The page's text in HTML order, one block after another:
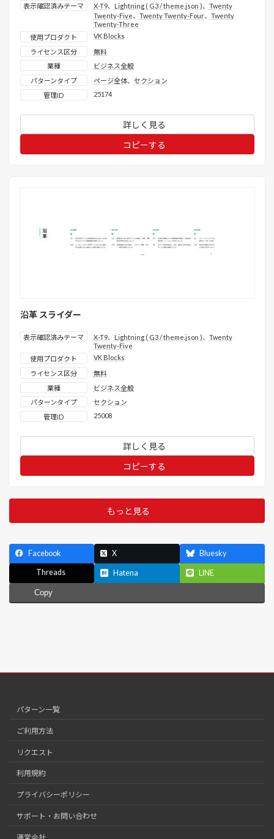
表示確認済みテーマ X-T9、 Lightning ( G3 / theme.json )、 Twenty
Twenty-Five、 Twenty Twenty-Four、 Twenty
Twenty-Three
使用プロダクト
VK Blocks
ライセンス区分
無料
業種
ビジネス全般
パターンタイプ
ページ全体、 セクション
管理ID
25174
詳しく見る
コピーする
沿革 スライダー
表示確認済みテーマ X-T9、 Lightning ( G3 / theme.json )、 Twenty
Twenty-Five
使用プロダクト
VK Blocks
ライセンス区分
無料
業種
ビジネス全般
パターンタイプ
セクション
管理ID
25008
詳しく見る
コピーする
もっと見る
Facebook X Bluesky
Threads Hatena LINE
Copy
パターン一覧
ご利用方法
リクエスト
利用規約
プライバシーポリシー
サポート・お問い合わせ